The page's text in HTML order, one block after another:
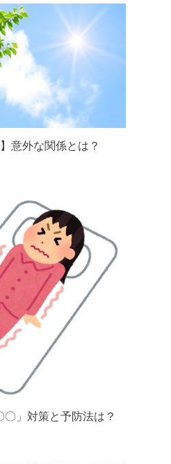
意外な関係とは？
〇」対策と予防法は？